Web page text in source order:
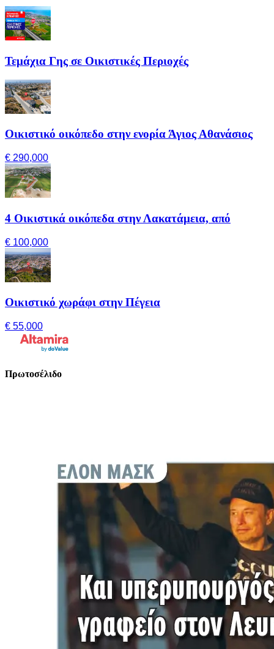
Τεμάχια Γης σε Οικιστικές Περιοχές
Οικιστικό οικόπεδο στην ενορία Άγιος Αθανάσιος
€ 290,000
4 Οικιστικά οικόπεδα στην Λακατάμεια, από
€ 100,000
Οικιστικό χωράφι στην Πέγεια
€ 55,000
Πρωτοσέλιδο